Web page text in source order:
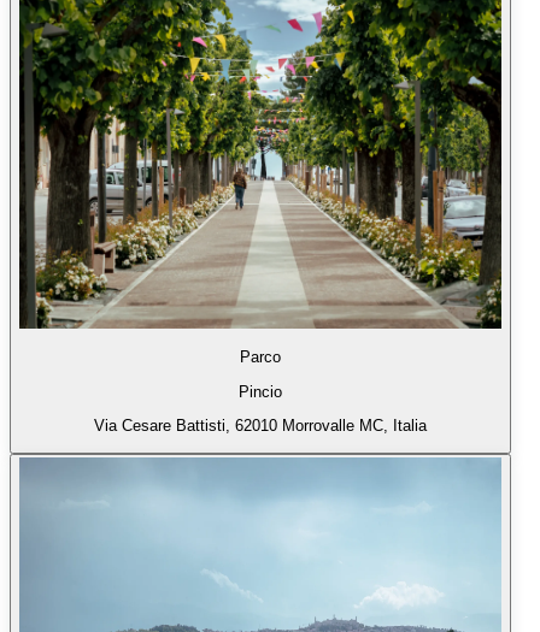
Parco
Pincio
Via Cesare Battisti, 62010 Morrovalle MC, Italia